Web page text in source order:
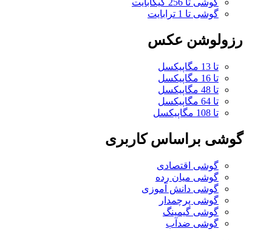
گوشی تا 256 گیگابایت
گوشی تا 1 ترابایت
رزولوشن عکس
تا 13 مگاپیکسل
تا 16 مگاپیکسل
تا 48 مگاپیکسل
تا 64 مگاپیکسل
تا 108 مگاپیکسل
گوشی براساس کاربری
گوشی اقتصادی
گوشی میان رده
گوشی دانش آموزی
گوشی پرچمدار
گوشی گیمینگ
گوشی ضدآب